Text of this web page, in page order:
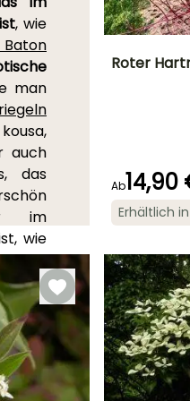
, wie
man
auch
das
im
wie
des
Die
und
Blütezeit
Mai für Juni
Roter
Ab14,90
Erhältlich